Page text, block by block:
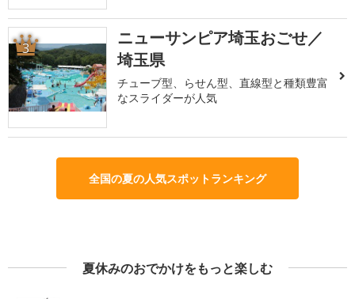
3
ニューサンピア埼玉おごせ／
埼玉県
チューブ型、らせん型、直線型と種類豊富
なスライダーが人気
全国の夏の人気スポットランキング
夏休みのおでかけをもっと楽しむ